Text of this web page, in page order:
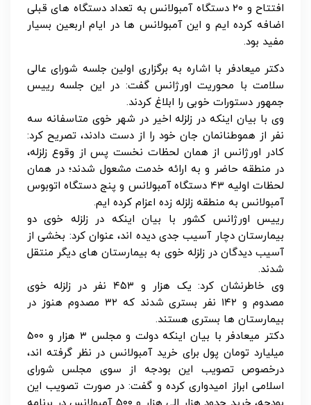
افتتاح و ۲۰ دستگاه آمبولانس به تعداد دستگاه های قبلی
اضافه کرده ایم و این آمبولانس ها در ایام اربعین بسیار
مفید بود.
دکتر میعادفر با اشاره به برگزاری اولین جلسه شورای عالی
سلامت با محوریت اورژانس گفت: در این جلسه رییس
جمهور دستورات خوبی را ابلاغ کردند.
وی با بیان اینکه در زلزله اخیر در شهر خوی متاسفانه سه
نفر از هموطنانمان جان خود را از دست دادند، تصریح کرد:
کادر اورژانس از همان لحظات نخست پس از وقوع زلزله،
در منطقه حاضر و به ارائه خدمت مشعول شدند؛ در همان
لحظات اولیه ۴۳ دستگاه آمبولانس و پنج دستگاه اتوبوس
آمبولانس به منطقه زلزله زده اعزام کرده ‌ایم.
رییس اورژانس کشور با بیان اینکه در زلزله خوی دو
بیمارستان دچار آسیب جدی دیده اند، عنوان کرد: بخشی از
آسیب دیدگان در زلزله خوی به بیمارستان های دیگر منتقل
شدند.
وی خاطرنشان کرد: یک هزار و ۴۵۳ نفر در زلزله خوی
مصدوم و ۱۴۲ نفر بستری شدند که ۳۲ مصدوم هنوز در
بیمارستان ها بستری هستند.
دکتر میعادفر با بیان اینکه دولت و مجلس ۳ هزار و ۵۰۰
میلیارد تومان پول برای خرید آمبولانس در نظر گرفته ‌اند،
درخصوص تصویب این بودجه از سوی مجلس شورای
اسلامی ابراز امیدواری کرده و گفت: در صورت تصویب این